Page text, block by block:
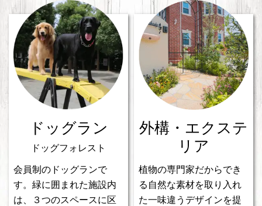
ドッグラン
ドッグフォレスト
会員制のドッグランで
す。緑に囲まれた施設内
は、３つのスペースに区
外構・エクステ
リア
植物の専門家だからでき
る自然な素材を取り入れ
た一味違うデザインを提